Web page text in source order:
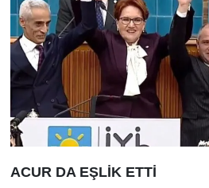
ACUR DA EŞLİK ETTİ